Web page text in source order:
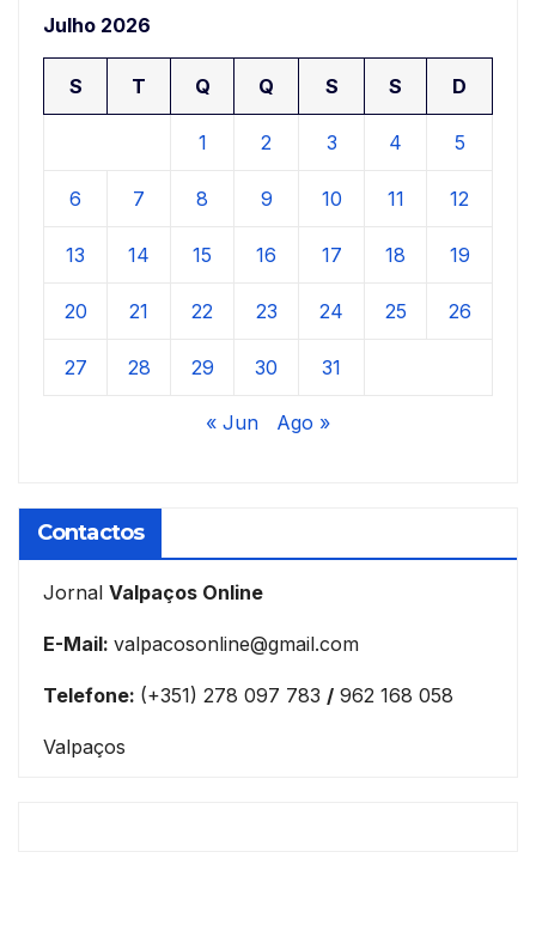
Julho 2026
S T Q Q S S D
1 2 3 4 5
6 7 8 9 10 11 12
13 14 15 16 17 18 19
20 21 22 23 24 25 26
27 28 29 30 31
« Jun Ago »
Contactos
Jornal Valpaços Online
E-Mail: valpacosonline@gmail.com
Telefone: (+351) 278 097 783 / 962 168 058
Valpaços